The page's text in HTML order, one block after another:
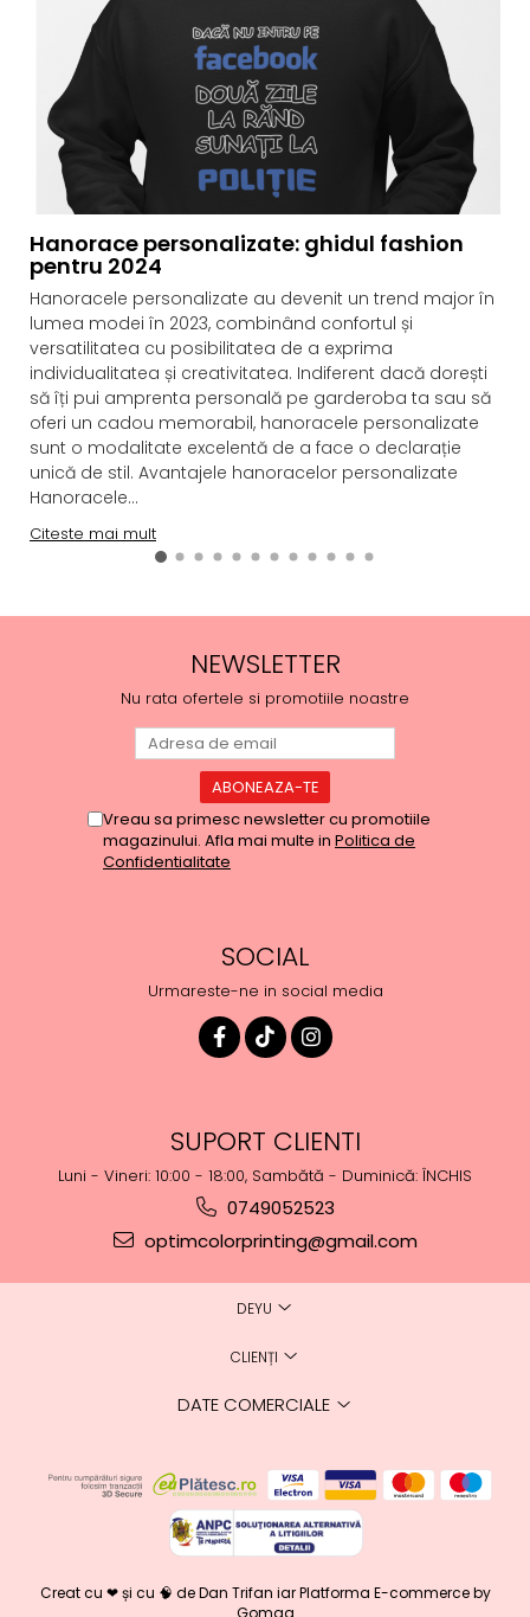
Hanorace personalizate: ghidul fashion
pentru 2024
Hanoracele personalizate au devenit un trend major în
lumea modei în 2023, combinând confortul și
versatilitatea cu posibilitatea de a exprima
individualitatea și creativitatea. Indiferent dacă dorești
să îți pui amprenta personală pe garderoba ta sau să
oferi un cadou memorabil, hanoracele personalizate
sunt o modalitate excelentă de a face o declarație
unică de stil. Avantajele hanoracelor personalizate
Hanoracele...
Citeste mai mult
NEWSLETTER
Nu rata ofertele si promotiile noastre
Vreau sa primesc newsletter cu promotiile
magazinului. Afla mai multe in Politica de
Confidentialitate
SOCIAL
Urmareste-ne in social media
SUPORT CLIENTI
Luni - Vineri: 10:00 - 18:00, Sambătă - Duminică: ÎNCHIS
0749052523
optimcolorprinting@gmail.com
DEYU
CLIENȚI
DATE COMERCIALE
Creat cu ❤ și cu 🧠 de Dan Trifan iar Platforma E-commerce by
Gomag